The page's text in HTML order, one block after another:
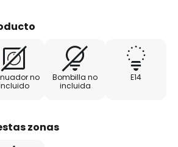
no
Bombilla no
incluida
E14
zonas